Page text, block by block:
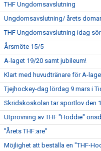
THF Ungdomsavslutning
Ungdomsavslutning/ årets
THF Ungdomsavslutning idag
Årsmöte 15/5
A-laget 19/20 samt jubileum!
Klart med huvudtränare för A-
Tjejhockey-dag lördag 9 mars i
Skridskoskolan tar sportlov den
Utprovning av THF "Hoddie"
"Årets THF:are"
Möjlighet att beställa en "THF-